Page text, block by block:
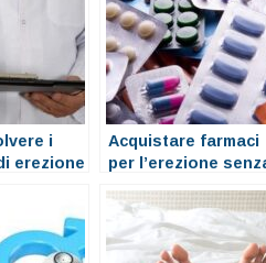
i
erezione
Acquistare farmaci
per l’erezione